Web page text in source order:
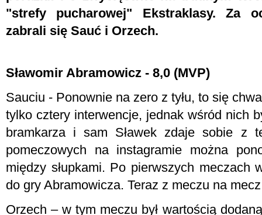
"strefy pucharowej" Ekstraklasy. Za
zabrali się Sauć i Orzech.
Sławomir Abramowicz - 8,0 (MVP)
Sauciu - Ponownie na zero z tyłu, to się
tylko cztery interwencje, jednak wśród nich
bramkarza i sam Sławek zdaje sobie z
pomeczowych na instagramie można
między słupkami. Po pierwszych meczach
do gry Abramowicza. Teraz z meczu na
Orzech – w tym meczu był wartością